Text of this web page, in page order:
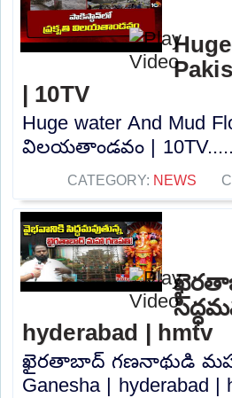
| 10TV
Huge water And Mud
విలయతాండవం |
CATEGORY: NEWS
hyderabad | hmtv
ఖైరతాబాద్ గణనాథుడి మహా
Ganesha | hyderabad |